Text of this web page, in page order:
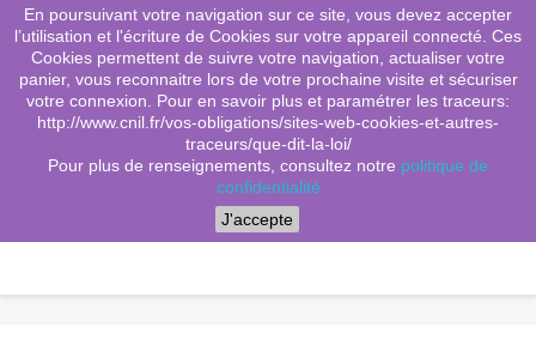
shopping_cart (0)

search
Menu
En poursuivant votre navigation sur ce site, vous devez accepter
l’utilisation et l'écriture de Cookies sur votre appareil connecté. Ces
Cookies permettent de suivre votre navigation, actualiser votre
panier, vous reconnaitre lors de votre prochaine visite et sécuriser
votre connexion. Pour en savoir plus et paramétrer les traceurs:
http://www.cnil.fr/vos-obligations/sites-web-cookies-et-autres-
traceurs/que-dit-la-loi/
Pour plus de renseignements, consultez notre politique de
confidentialité
J'accepte